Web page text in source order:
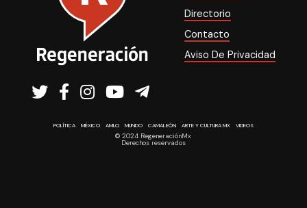
Directorio
Contacto
Aviso De Privacidad
POLÍTICA MÉXICO AMLO MUNDO CAMALEÓN ARTE Y CULTURA MX VIDEOS
© 2024 RegeneraciónMx
Derechos reservados